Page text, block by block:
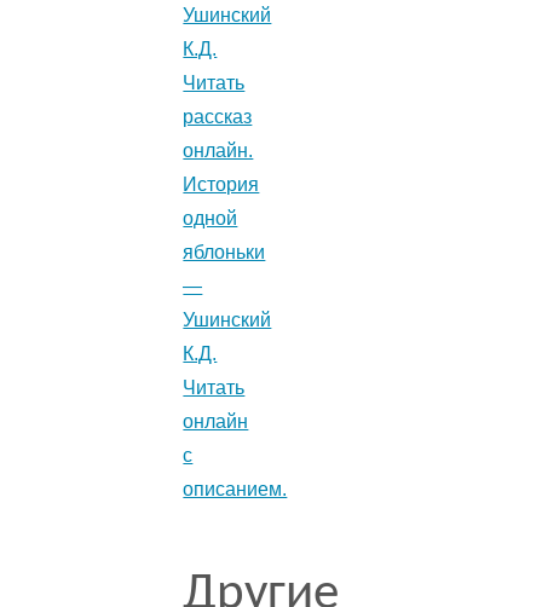
Ушинский
К.Д.
Читать
рассказ
онлайн.
История
одной
яблоньки
—
Ушинский
К.Д.
Читать
онлайн
с
описанием.
Другие